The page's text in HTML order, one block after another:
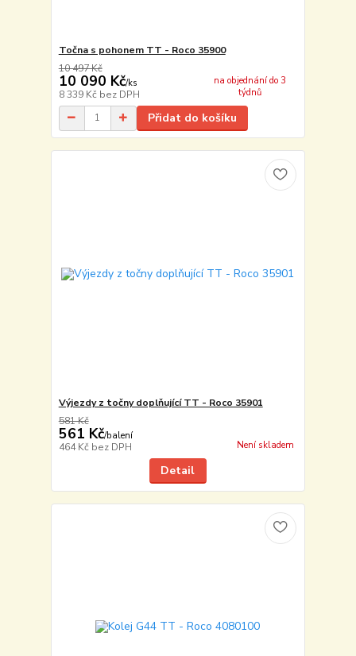
Točna s pohonem TT - Roco 35900
10 497 Kč
10 090 Kč/ks
8 339 Kč bez DPH
na objednání do 3
týdnů
Přidat do košíku
Výjezdy z točny doplňující TT - Roco 35901
581 Kč
561 Kč/balení
464 Kč bez DPH Není skladem
Detail